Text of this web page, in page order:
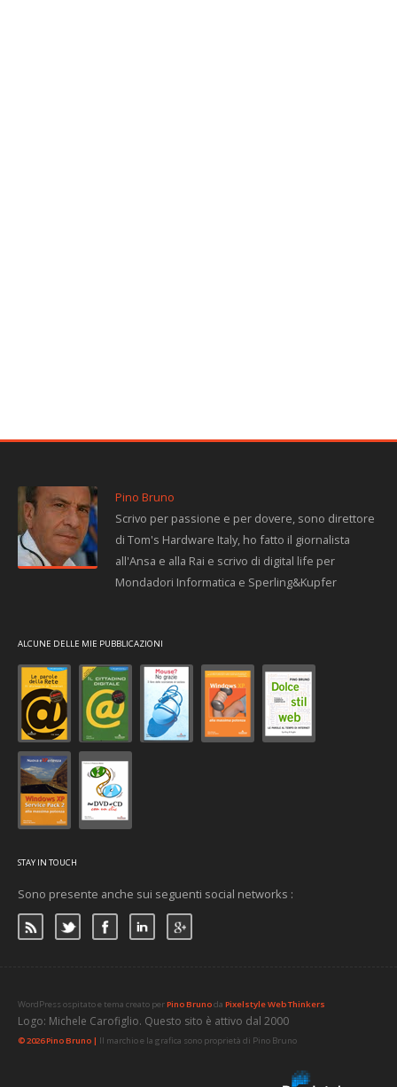
Pino Bruno
Scrivo per passione e per dovere, sono direttore
di Tom's Hardware Italy, ho fatto il giornalista
all'Ansa e alla Rai e scrivo di digital life per
Mondadori Informatica e Sperling&Kupfer
ALCUNE DELLE MIE PUBBLICAZIONI
STAY IN TOUCH
Sono presente anche sui seguenti social networks :
WordPress ospitato e tema creato perPino Brunoda Pixelstyle Web Thinkers
Logo: Michele Carofiglio. Questo sito è attivo dal 2000
© 2026 Pino Bruno | Il marchio e la grafica sono proprietà di Pino Bruno